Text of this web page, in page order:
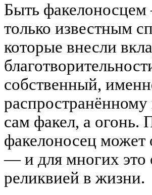
Быть факелоносцем
только известным
которые внесли
собственный,
сам факел, а огонь.
факелоносец может
— и для многих это
реликвией в жизни.